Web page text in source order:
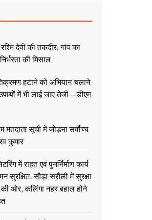
देवी की तकदीर, गांव का
की मिसाल
हटाने को अभियान चलाने
में भी लाई जाए तेजी – डीएम
मतदाता सूची में जोड़ना सर्वोच्च
कुमार
में राहत एवं पुनर्निर्माण कार्य
सुरक्षित, सौड़ा सरौली में सुरक्षा
की ओर, कलिंगा नहर बहाल होने